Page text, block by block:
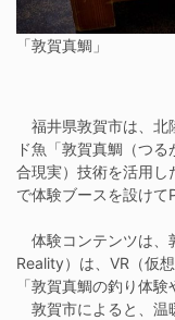
「敦賀真鯛」
福井県敦賀市は、北
ド魚「敦賀真鯛（つ
合現実）技術を活用し
で体験ブースを設けて
体験コンテンツは、
Reality）は、VR（仮
「敦賀真鯛の釣り体
敦賀市によると、温